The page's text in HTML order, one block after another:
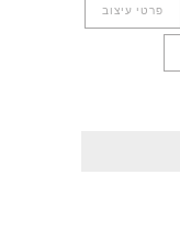
פרטי עיצוב